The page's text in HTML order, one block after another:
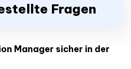
Fragen
Manager sicher in der